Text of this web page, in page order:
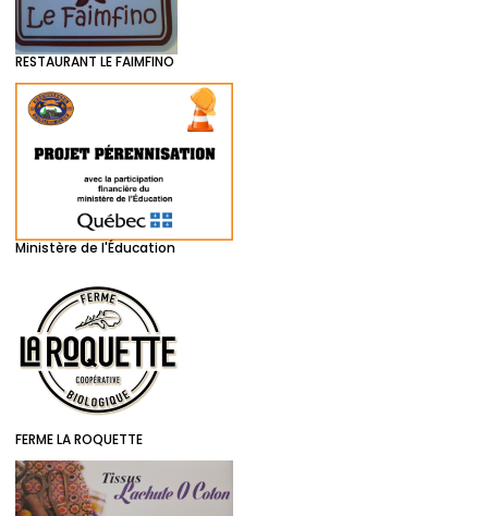
RESTAURANT LE FAIMFINO
Ministère de l'Éducation
FERME LA ROQUETTE